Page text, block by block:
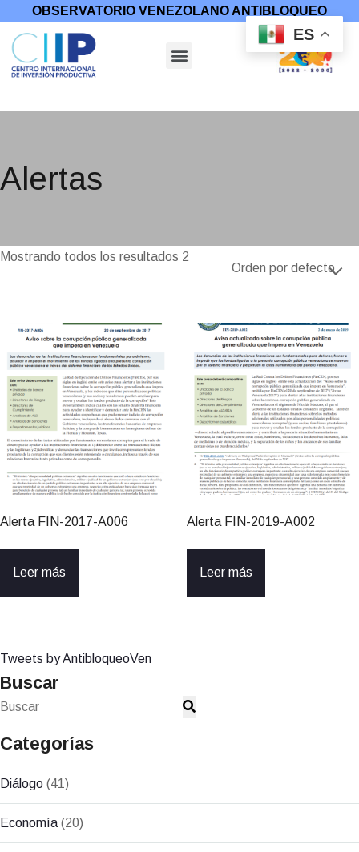
OBSERVATORIO VENEZOLANO ANTIBLOQUEO
Alertas
Mostrando todos los resultados 2
Orden por defecto
Alerta FIN-2017-A006
Leer más
Alerta FIN-2019-A002
Leer más
Tweets by AntibloqueoVen
Buscar
Categorías
Diálogo (41)
Economía (20)
ES